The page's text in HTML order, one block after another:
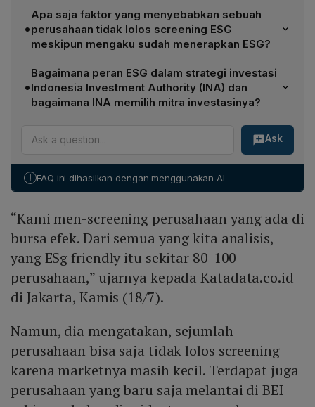
Direktur Eksekutif Yayasan Kehati, Riki Frindos,
menyebutkan bahwa hanya sekitar 80 hingga 100
perusahaan yang berhasil lolos screening dan
memenuhi standar ESG friendly yang ditetapkan oleh
Indeks Saham Sustainable and Responsible Investment
Kehati (Sri Kehati).
•
Apa saja faktor yang menyebabkan sebuah
perusahaan tidak lolos screening ESG
meskipun mengaku sudah menerapkan ESG?
Riki menjelaskan bahwa perusahaan dapat gagal
screening karena marketnya masih kecil, baru melantai
di BEI sehingga belum likuid, atau belum menghasilkan
profit meskipun sudah menerapkan praktik ESG. Faktor
likuiditas, ukuran pasar, dan profitabilitas menjadi
kriteria tambahan dalam penilaian.
•
Bagaimana peran ESG dalam strategi investasi
Indonesia Investment Authority (INA) dan
bagaimana INA memilih mitra investasinya?
Chief Risk Officer INA, Thomas Oentoro, menegaskan
bahwa ESG adalah faktor krusial dalam pemilihan mitra.
INA bermandat memobilisasi kapital dan investasi
tidak hanya memiliki modal, tetapi juga kebijakan ESG
saling belajar dan meningkatkan praktik ESG bersama.
Ask
! FAQ ini dihasilkan dengan menggunakan AI
“Kami men-screening perusahaan yang ada di
bursa efek. Dari semua yang kita analisis,
yang ESg friendly itu sekitar 80-100
perusahaan,” ujarnya kepada Katadata.co.id
di Jakarta, Kamis (18/7).
Namun, dia mengatakan, sejumlah
perusahaan bisa saja tidak lolos screening
karena marketnya masih kecil. Terdapat juga
perusahaan yang baru saja melantai di BEI